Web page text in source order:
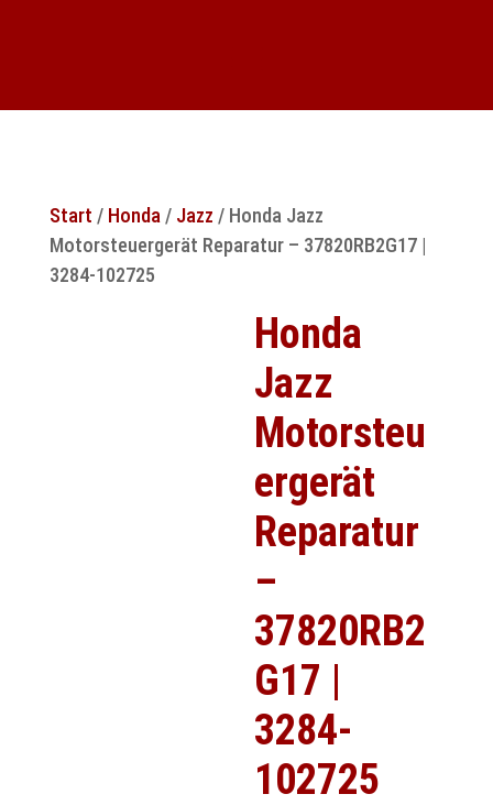
Start / Honda / Jazz / Honda Jazz
Motorsteuergerät Reparatur – 37820RB2G17 |
3284-102725
Honda
Jazz
Motorsteu
ergerät
Reparatur
–
37820RB2
G17 |
3284-
102725